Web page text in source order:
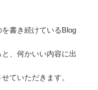
書き続けているBlog
、何かいい内容に出
ていただきます。